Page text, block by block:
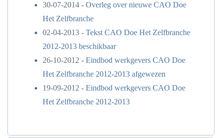
30-07-2014 - Overleg over nieuwe CAO Doe
Het Zelfbranche
02-04-2013 - Tekst CAO Doe Het Zelfbranche
2012-2013 beschikbaar
26-10-2012 - Eindbod werkgevers CAO Doe
Het Zelfbranche 2012-2013 afgewezen
19-09-2012 - Eindbod werkgevers CAO Doe
Het Zelfbranche 2012-2013